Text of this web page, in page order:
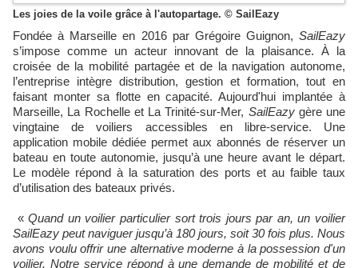
Les joies de la voile grâce à l'autopartage. © SailEazy
Fondée à Marseille en 2016 par Grégoire Guignon, SailEazy
s’impose comme un acteur innovant de la plaisance. À la
croisée de la mobilité partagée et de la navigation autonome,
l’entreprise intègre distribution, gestion et formation, tout en
faisant monter sa flotte en capacité. Aujourd'hui implantée à
Marseille, La Rochelle et La Trinité-sur-Mer, SailEazy gère une
vingtaine de voiliers accessibles en libre-service. Une
application mobile dédiée permet aux abonnés de réserver un
bateau en toute autonomie, jusqu’à une heure avant le départ.
Le modèle répond à la saturation des ports et au faible taux
d’utilisation des bateaux privés.
«Quand un voilier particulier sort trois jours par an, un voilier
SailEazy peut naviguer jusqu’à 180 jours, soit 30 fois plus. Nous
avons voulu offrir une alternative moderne à la possession d'un
voilier. Notre service répond à une demande de mobilité et de